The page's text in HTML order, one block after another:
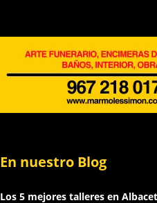
En nuestro Blog
Los 5 mejores talleres en